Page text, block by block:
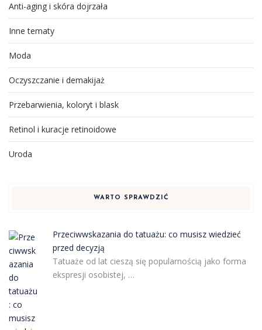
Anti-aging i skóra dojrzała
Inne tematy
Moda
Oczyszczanie i demakijaż
Przebarwienia, koloryt i blask
Retinol i kuracje retinoidowe
Uroda
WARTO SPRAWDZIĆ
Przeciwwskazania do tatuażu: co musisz wiedzieć
przed decyzją
Tatuaże od lat cieszą się popularnością jako forma
ekspresji osobistej, …